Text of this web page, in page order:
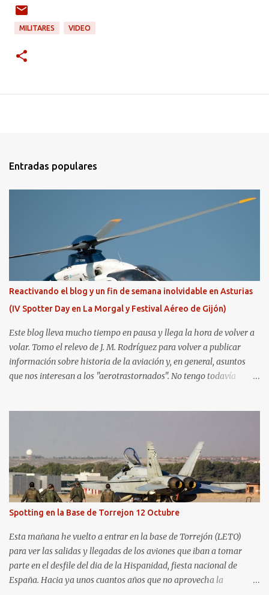
MILITARES VIDEO
Entradas populares
Reactivando el blog y un fin de semana inolvidable en Asturias
(IV Spotter Day en La Morgal y Festival Aéreo de Gijón)
Este blog lleva mucho tiempo en pausa y llega la hora de volver a
volar. Tomo el relevo de J. M. Rodríguez para volver a publicar
información sobre historia de la aviación y, en general, asuntos
que nos interesan a los "aerotrastornados". No tengo todavía
Aerospotters Principado a una genial sesión fotográfica en el
aeródromo de La Morgal (todavía no he tenido tiempo de
procesar esas imágenes). Al día siguiente, asistí al Festival Aéreo de
Gijón . He aquí algunas de las tomas que realicé este pasado
domingo.
Spotting en la Base de Torrejon 12 Octubre
Esta mañana he vuelto a entrar en la base de Torrejón (LETO)
para ver las salidas y llegadas de los aviones que iban a tomar
parte en el desfile del dia de la Hispanidad, fiesta nacional de
España. Hacia ya unos cuantos años que no aprovecha la